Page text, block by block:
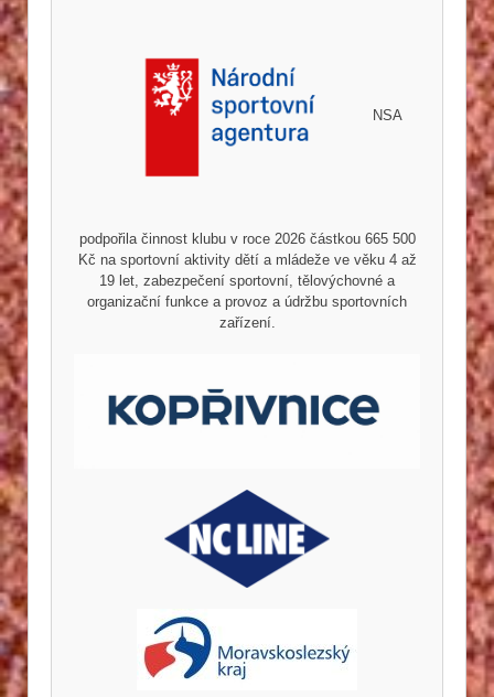
NSA
podpořila činnost klubu v roce 2026 částkou 665 500
Kč na sportovní aktivity dětí a mládeže ve věku 4 až
19 let, zabezpečení sportovní, tělovýchovné a
organizační funkce a provoz a údržbu sportovních
zařízení.